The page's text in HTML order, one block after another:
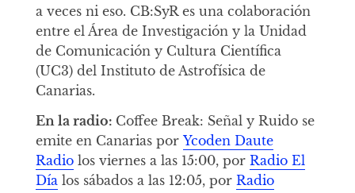
a veces ni eso. CB:SyR es una colaboración
entre el Área de Investigación y la Unidad
de Comunicación y Cultura Científica
(UC3) del Instituto de Astrofísica de
Canarias.
En la radio: Coffee Break: Señal y Ruido se
emite en Canarias por Ycoden Daute
Radiolos viernes a las 15:00, por Radio El
Día los sábados a las 12:05, por Radio